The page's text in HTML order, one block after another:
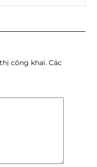
công khai. Các